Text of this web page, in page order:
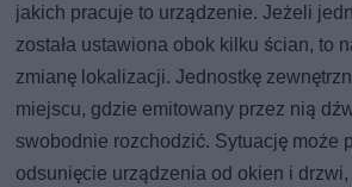
jakich pracuje to urządzenie. Jeżeli
została ustawiona obok kilku ścian, to
zmianę lokalizacji. Jednostkę
miejscu, gdzie emitowany przez nią
swobodnie rozchodzić. Sytuację może
odsunięcie urządzenia od okien i